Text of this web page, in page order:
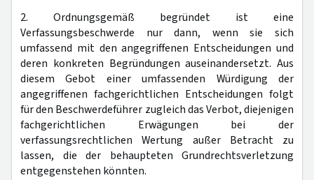
2. Ordnungsgemäß begründet ist eine
Verfassungsbeschwerde nur dann, wenn sie sich
umfassend mit den angegriffenen Entscheidungen und
deren konkreten Begründungen auseinandersetzt. Aus
diesem Gebot einer umfassenden Würdigung der
angegriffenen fachgerichtlichen Entscheidungen folgt
für den Beschwerdeführer zugleich das Verbot, diejenigen
fachgerichtlichen Erwägungen bei der
verfassungsrechtlichen Wertung außer Betracht zu
lassen, die der behaupteten Grundrechtsverletzung
entgegenstehen könnten.